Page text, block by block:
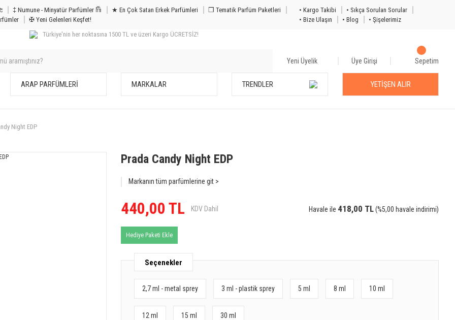
𐦝 ‡ Numune - Minyatür Parfümler 𐙏 ★ En Çok Satan Erkek Parfümleri
❒ Tematik Parfüm Paketleri
✠ Yeni Gelenleri Keşfet!
• Kargo Takibi
• Sıkça Sorulan Sorular
• Bize Ulaşın
• Blog
• Şişelerimiz
Türkiye'nin her noktasına 1500 TL ve üzeri Kargo ÜCRETSİZ!
Yeni Üyelik Üye Girişi Sepetim
ARAP PARFÜMLERİ MARKALAR TRENDLER YETİŞEN ALIR
Night EDP
Prada Candy Night EDP
Markanın tüm parfümlerine git >
440,00 TL KDV Dahil Havale ile 418,00 TL(%5,00 havale indirimi)
Hediye Paketi Ekle
Seçenekler
2,7 ml - metal sprey 3 ml - plastik sprey 5 ml 8 ml 10 ml
12 ml 15 ml 30 ml